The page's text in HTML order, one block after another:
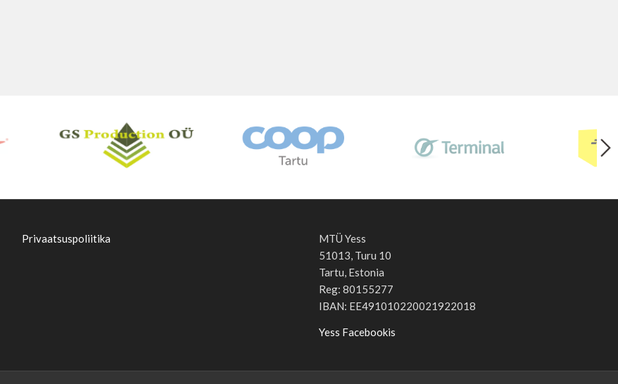
Privaatsuspoliitika
MTÜ Yess
51013, Turu 10
Tartu, Estonia
Reg: 80155277
IBAN: EE491010220021922018
Yess Facebookis